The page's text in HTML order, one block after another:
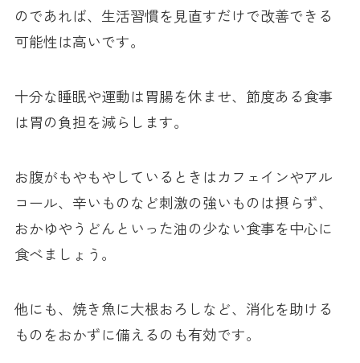
のであれば、生活習慣を見直すだけで改善できる
可能性は高いです。
十分な睡眠や運動は胃腸を休ませ、節度ある食事
は胃の負担を減らします。
お腹がもやもやしているときはカフェインやアル
コール、辛いものなど刺激の強いものは摂らず、
おかゆやうどんといった油の少ない食事を中心に
食べましょう。
他にも、焼き魚に大根おろしなど、消化を助ける
ものをおかずに備えるのも有効です。